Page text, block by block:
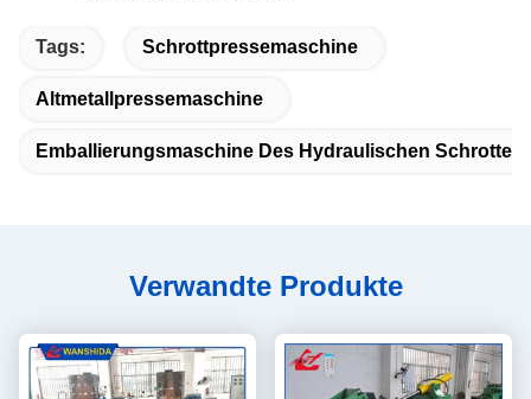
Tags: Schrottpressemaschine
Altmetallpressemaschine
Emballierungsmaschine Des Hydraulischen Schrottes
Verwandte Produkte